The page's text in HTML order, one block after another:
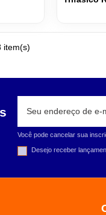
item(s)
Você pode cancelar sua
Desejo receber